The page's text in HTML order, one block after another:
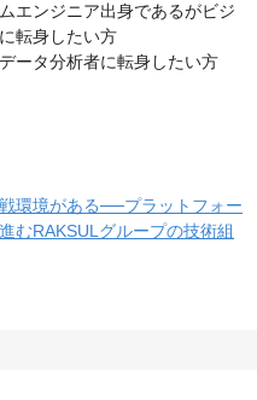
エンジニア出身であるがビジ
転身したい方
ータ分析者に転身したい方
環境がある──プラットフォー
むRAKSULグループの技術組